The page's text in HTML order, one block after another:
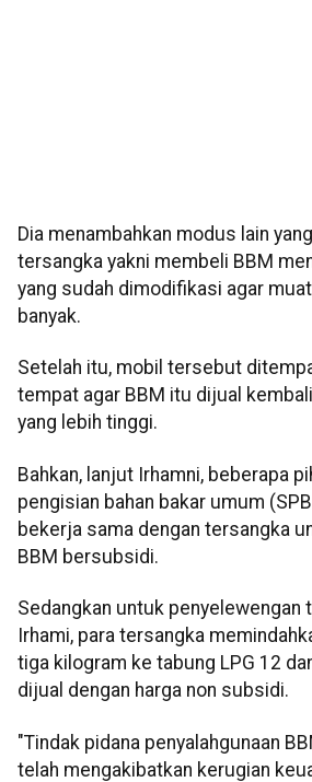
Dia menambahkan modus lain
tersangka yakni membeli BBM
yang sudah dimodifikasi agar
banyak.
Setelah itu, mobil tersebut
tempat agar BBM itu dijual
yang lebih tinggi.
Bahkan, lanjut Irhamni, beberapa
pengisian bahan bakar umum
bekerja sama dengan tersangka
BBM bersubsidi.
Sedangkan untuk penyelewengan
Irhami, para tersangka
tiga kilogram ke tabung LPG 12
dijual dengan harga non subsidi.
"Tindak pidana penyalahgunaan
telah mengakibatkan kerugian